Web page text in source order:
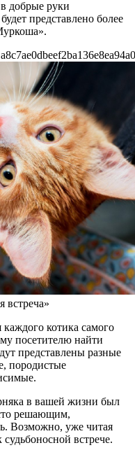
добрые руки
представлено более
встреча»
котика самого
посетителю найти
представлены разные
породистые
в вашей жизни был
решающим,
Возможно, уже читая
встрече.